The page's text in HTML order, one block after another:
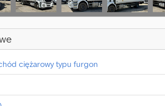
ciężarowy typu furgon